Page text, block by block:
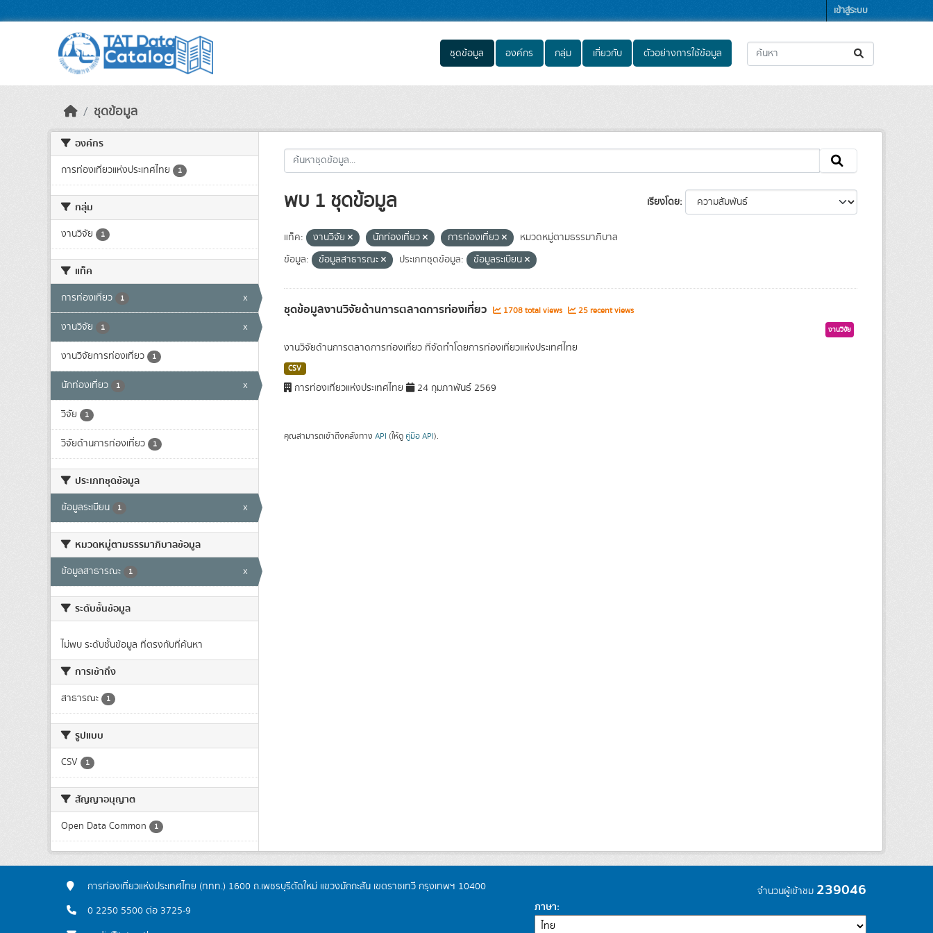
เข้าสู่ระบบ
ชุดข้อมูล องค์กร กลุ่ม เกี่ยวกับ ตัวอย่างการใช้ข้อมูล
ชุดข้อมูล
องค์กร
การท่องเที่ยวแห่งประเทศไทย 1
กลุ่ม
งานวิจัย 1
แท็ค
การท่องเที่ยว 1 x
งานวิจัย 1 x
งานวิจัยการท่องเที่ยว 1
นักท่องเที่ยว 1 x
วิจัย 1
วิจัยด้านการท่องเที่ยว 1
ประเภทชุดข้อมูล
ข้อมูลระเบียน 1 x
หมวดหมู่ตามธรรมาภิบาลข้อมูล
ข้อมูลสาธารณะ 1 x
ระดับชั้นข้อมูล
ไม่พบ ระดับชั้นข้อมูล ที่ตรงกับที่ค้นหา
การเข้าถึง
สาธารณะ 1
รูปแบบ
CSV 1
สัญญาอนุญาต
Open Data Common 1
เรียงโดย
พบ 1 ชุดข้อมูล
แท็ค: งานวิจัย นักท่องเที่ยว การท่องเที่ยว
หมวดหมู่ตามธรรมาภิบาล
ข้อมูล:
ข้อมูลสาธารณะ ประเภทชุดข้อมูล: ข้อมูลระเบียน
ชุดข้อมูลงานวิจัยด้านการตลาดการท่องเที่ยว 1708 total views 25 recent views
งานวิจัย
งานวิจัยด้านการตลาดการท่องเที่ยว ที่จัดทำโดยการท่องเที่ยวแห่งประเทศไทย
CSV
การท่องเที่ยวแห่งประเทศไทย 24 กุมภาพันธ์ 2569
คุณสามารถเข้าถึงคลังทาง API (ให้ดู คู่มือ API).
การท่องเที่ยวแห่งประเทศไทย (ททท.) 1600 ถ.เพชรบุรีตัดใหม่ แขวงมักกะสัน เขตราชเทวี กรุงเทพฯ 10400
0 2250 5500 ต่อ 3725-9
จำนวนผู้เข้าชม 239046
ภาษา